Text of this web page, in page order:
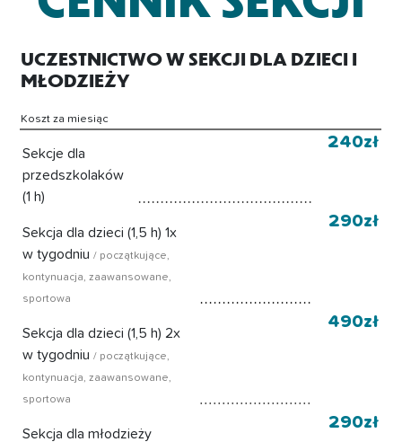
UCZESTNICTWO W SEKCJI DLA DZIECI I
MŁODZIEŻY
Koszt za miesiąc
Sekcje dla
przedszkolaków
(1 h)
240zł
Sekcja dla dzieci (1,5 h) 1x
w tygodniu / początkujące,
kontynuacja, zaawansowane,
sportowa
290zł
Sekcja dla dzieci (1,5 h) 2x
w tygodniu / początkujące,
kontynuacja, zaawansowane,
sportowa
490zł
Sekcja dla młodzieży
290zł